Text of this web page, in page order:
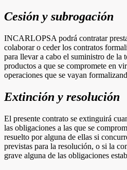
Cesión y subrogación
INCARLOPSA podrá contratar
colaborar o ceder los contratos
para llevar a cabo el suministro de la
productos a que se compromete en
operaciones que se vayan
Extinción y resolución
El presente contrato se extinguirá
las obligaciones a las que se
resuelto por alguna de ellas si
previstas para la resolución, o si la
grave alguna de las obligaciones